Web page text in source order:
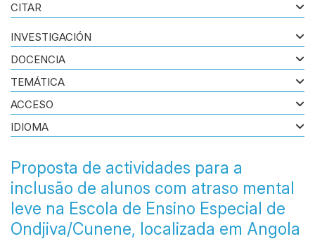
CITAR
Proposta de actividades para a
inclusão de alunos com atraso mental
leve na Escola de Ensino Especial de
Ondjiva/Cunene, localizada em Angola
INVESTIGACIÓN
DOCENCIA
TEMÁTICA
ACCESO
IDIOMA